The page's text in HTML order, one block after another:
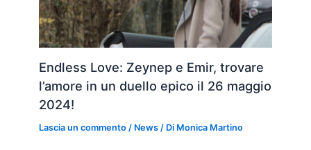
Endless Love: Zeynep e Emir, trovare
l’amore in un duello epico il 26 maggio
2024!
Lascia un commento / News / Di Monica Martino